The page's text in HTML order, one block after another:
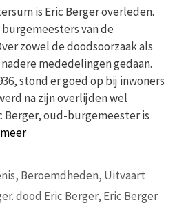
is Eric Berger overleden.
van de
zowel de doodsoorzaak als
mededelingen gedaan.
stond er goed op bij inwoners
na zijn overlijden wel
Berger, oud-burgemeester is
, Beroemdheden, Uitvaart
dood Eric Berger, Eric Berger